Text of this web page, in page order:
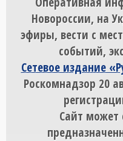
Новороссии, на
эфиры, вести с
событий,
Сетевое издание
Роскомнадзор 20
Сайт